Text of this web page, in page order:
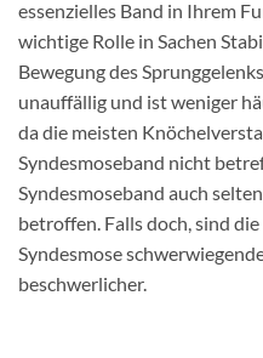
essenzielles Band in Ihrem
wichtige Rolle in Sachen
Bewegung des
unauffällig und ist weniger
da die meisten
Syndesmoseband nicht
Syndesmoseband auch
betroffen. Falls doch, sind
Syndesmose
beschwerlicher.